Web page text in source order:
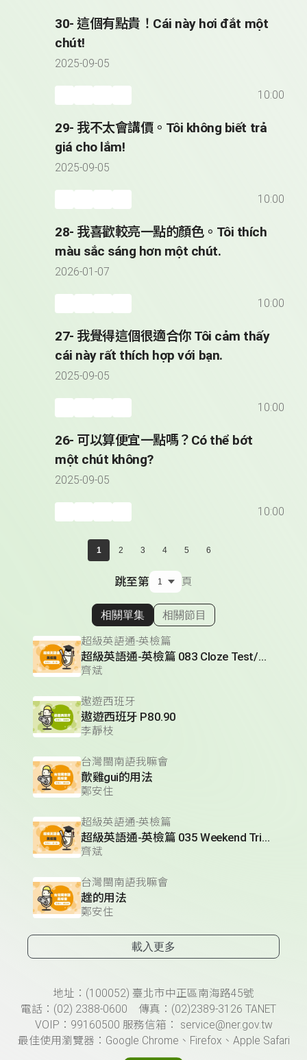
30- 這個有點貴！Cái này hơi đắt một
chút!
2025-09-05
10:00
29- 我不太會講價。Tôi không biết trả
giá cho lắm!
2025-09-05
10:00
28- 我喜歡較亮一點的顏色。Tôi thích
màu sắc sáng hơn một chút.
2026-01-07
10:00
27- 我覺得這個很適合你 Tôi cảm thấy
cái này rất thích hợp với bạn.
2025-09-05
10:00
26- 可以算便宜一點嗎？Có thể bớt
một chút không?
2025-09-05
10:00
1 2 3 4 5 6
跳至第 頁
顯示相關單集
相關單集 相關節目
超級英語通-英檢篇
超級英語通-英檢篇 083 Cloze Test/段落填空-13
齊斌
遨遊西班牙
遨遊西班牙 P80.90
李靜枝
台灣閩南語我嘛會
歕雞gui的用法
鄭安住
超級英語通-英檢篇
超級英語通-英檢篇 035 Weekend Trip- 週末旅遊
齊斌
台灣閩南語我嘛會
趖的用法
鄭安住
載入更多
頁尾資訊地址：(100052) 臺北市中正區南海路45號
電話：(02) 2388-0600 傳真：(02)2389-3126 TANET
VOIP：99160500 服務信箱： service@ner.gov.tw
最佳使用瀏覽器：Google Chrome、Firefox、Apple Safari